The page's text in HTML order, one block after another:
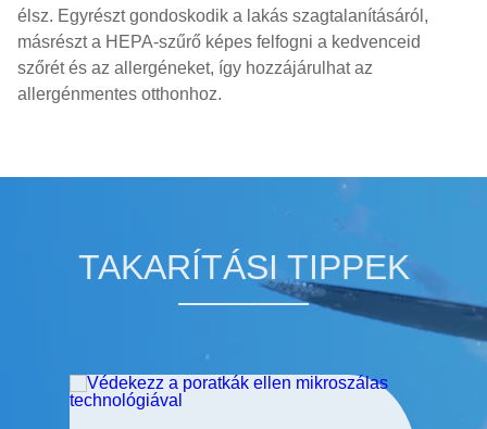
élsz. Egyrészt gondoskodik a lakás szagtalanításáról,
másrészt a HEPA-szűrő képes felfogni a kedvenceid
szőrét és az allergéneket, így hozzájárulhat az
allergénmentes otthonhoz.
TAKARÍTÁSI TIPPEK